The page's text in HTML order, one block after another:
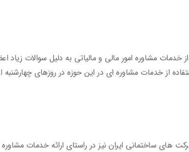
مشاوره امور مالی و مالیاتی به دلیل سوالات زیاد
های ساختمانی ایران نیز در راستای ارائه خدمات